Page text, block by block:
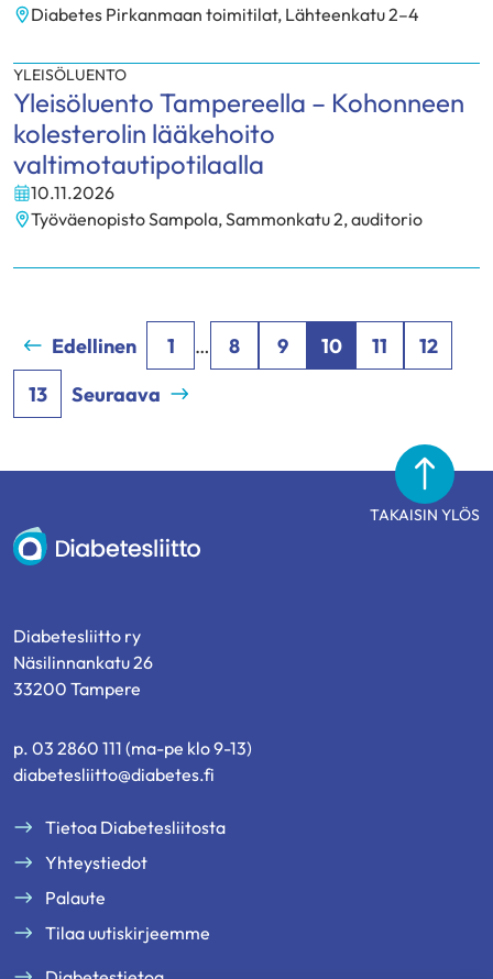
Paikka:
Diabetes Pirkanmaan toimitilat, Lähteenkatu 2–4
YLEISÖLUENTO
Yleisöluento Tampereella – Kohonneen
kolesterolin lääkehoito
valtimotautipotilaalla
10.11.2026
Paikka:
Työväenopisto Sampola, Sammonkatu 2, auditorio
Edellinen 1 … 8 9 10 11
12
13
Seuraava
TAKAISIN YLÖS
Diabetesliitto
Diabetesliitto ry
Näsilinnankatu 26
33200 Tampere
p. 03 2860 111 (ma-pe klo 9-13)
diabetesliitto@diabetes.fi
Tietoa Diabetesliitosta
Yhteystiedot
Palaute
Tilaa uutiskirjeemme